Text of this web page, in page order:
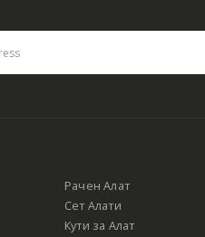
Рачен Алат
Сет Алати
Кути за Алат